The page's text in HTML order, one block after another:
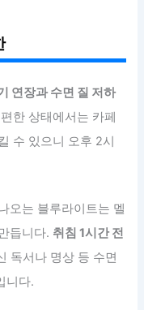
연장과 수면 질 저하
한 상태에서는 카페
수 있으니 오후 2시
오는 블루라이트는 멜
듭니다. 취침 1시간 전
독서나 명상 등 수면
니다.